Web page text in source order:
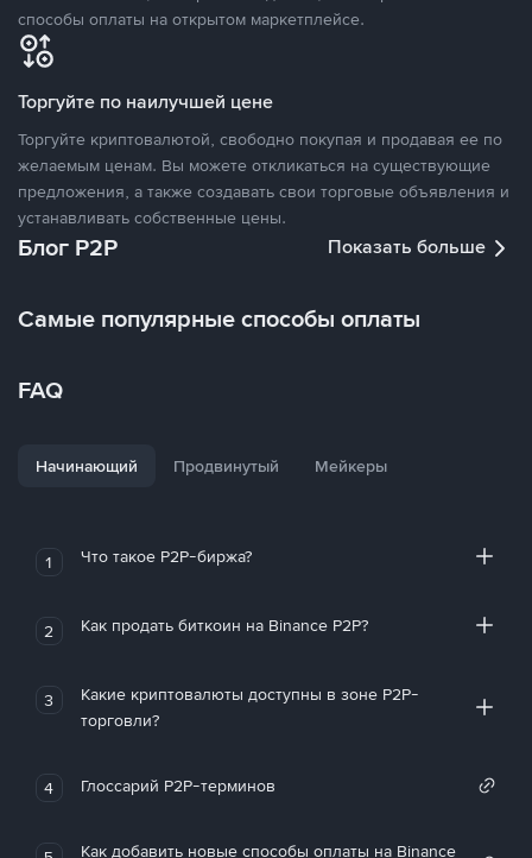
способы оплаты на открытом маркетплейсе.
Торгуйте по наилучшей цене
Торгуйте криптовалютой, свободно покупая и продавая ее по
желаемым ценам. Вы можете откликаться на существующие
предложения, а также создавать свои торговые объявления и
устанавливать собственные цены.
Блог P2P Показать больше
Самые популярные способы оплаты
FAQ
Начинающий Продвинутый Мейкеры
1 Что такое P2P-биржа?
2 Как продать биткоин на Binance P2P?
3
Какие криптовалюты доступны в зоне P2P-
торговли?
4 Глоссарий P2P-терминов
Как добавить новые способы оплаты на Binance